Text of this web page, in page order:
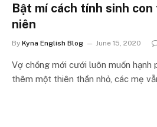
Bật mí cách tính sinh
niên
By Kyna English Blog June 15, 2020
Vợ chồng mới cưới luôn muốn hạnh
thêm một thiên thần nhỏ, các mẹ